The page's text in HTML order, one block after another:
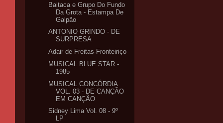
Baitaca e Grupo Do Fundo
Da Grota - Estampa De
Galpão
ANTONIO GRINDO - DE
SURPRESA
Adair de Freitas-Fronteiriço
MUSICAL BLUE STAR -
1985
MUSICAL CONCÓRDIA
VOL. 03 - DE CANÇÃO
EM CANÇÃO
Sidney Lima Vol. 08 - 9º
LP